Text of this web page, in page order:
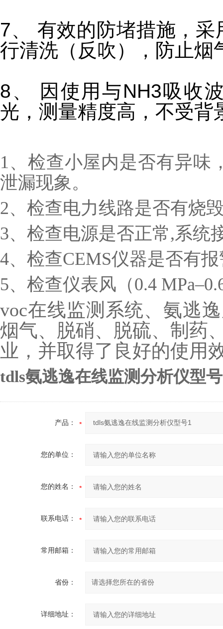
7、 有效的防堵措施，
行清洗（反吹），防止烟
8、 因使用与NH3吸收
光，测量精度高，不受背
1、检查小屋内是否有异味
泄漏现象。
2、检查电力线路是否有烧
3、检查电源是否正常,系统
4、检查CEMS仪器是否有
5、检查仪表风（0.4
voc在线监测系统、氨逃
烟气、脱硝、脱硫、制药
业，并取得了良好的使用
tdls氨逃逸在线监测分析仪型
产品：
您的单位：
您的姓名：
联系电话：
常用邮箱：
省份：
详细地址：